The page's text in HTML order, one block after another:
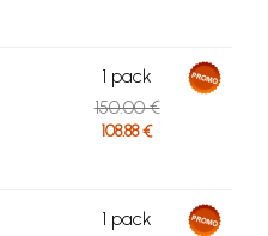
1 pack
150.00 €
108.88 €
1 pack